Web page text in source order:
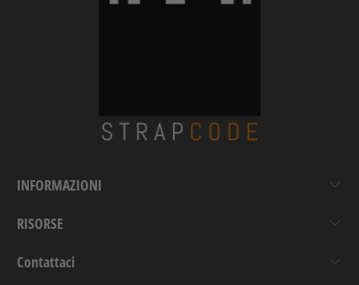
INFORMAZIONI
RISORSE
Contattaci